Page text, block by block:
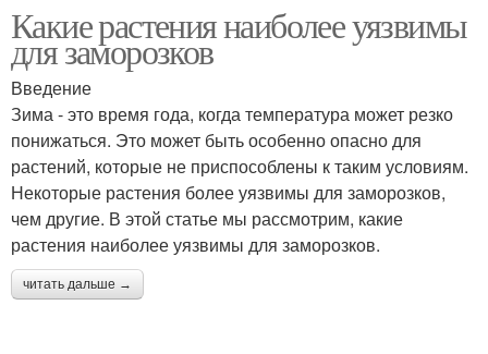
Какие растения наиболее уязвимы
для заморозков
Введение
Зима - это время года, когда температура может резко
понижаться. Это может быть особенно опасно для
растений, которые не приспособлены к таким условиям.
Некоторые растения более уязвимы для заморозков,
чем другие. В этой статье мы рассмотрим, какие
растения наиболее уязвимы для заморозков.
читать дальше →